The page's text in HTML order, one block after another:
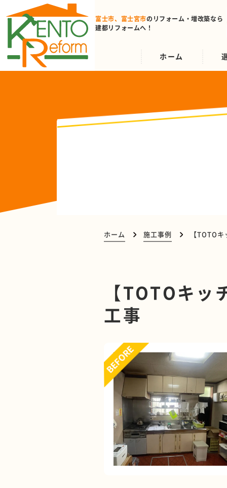
富士市、富士宮市のリフォーム ・増改築なら
建都リフォームへ！
ホーム
ホーム 施工事例 【TOTO
【TOTOキ
工事